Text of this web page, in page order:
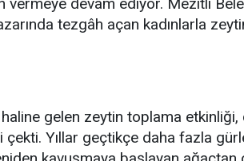
tezgâh açan kadınlarla
haline gelen zeytin toplama
çekti. Yıllar geçtikçe daha fazla